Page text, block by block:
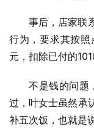
事后，店家联
行为，要求其按
元，扣除已付的
不是钱的问题
过，叶女士虽然承
补五次饭，也就是